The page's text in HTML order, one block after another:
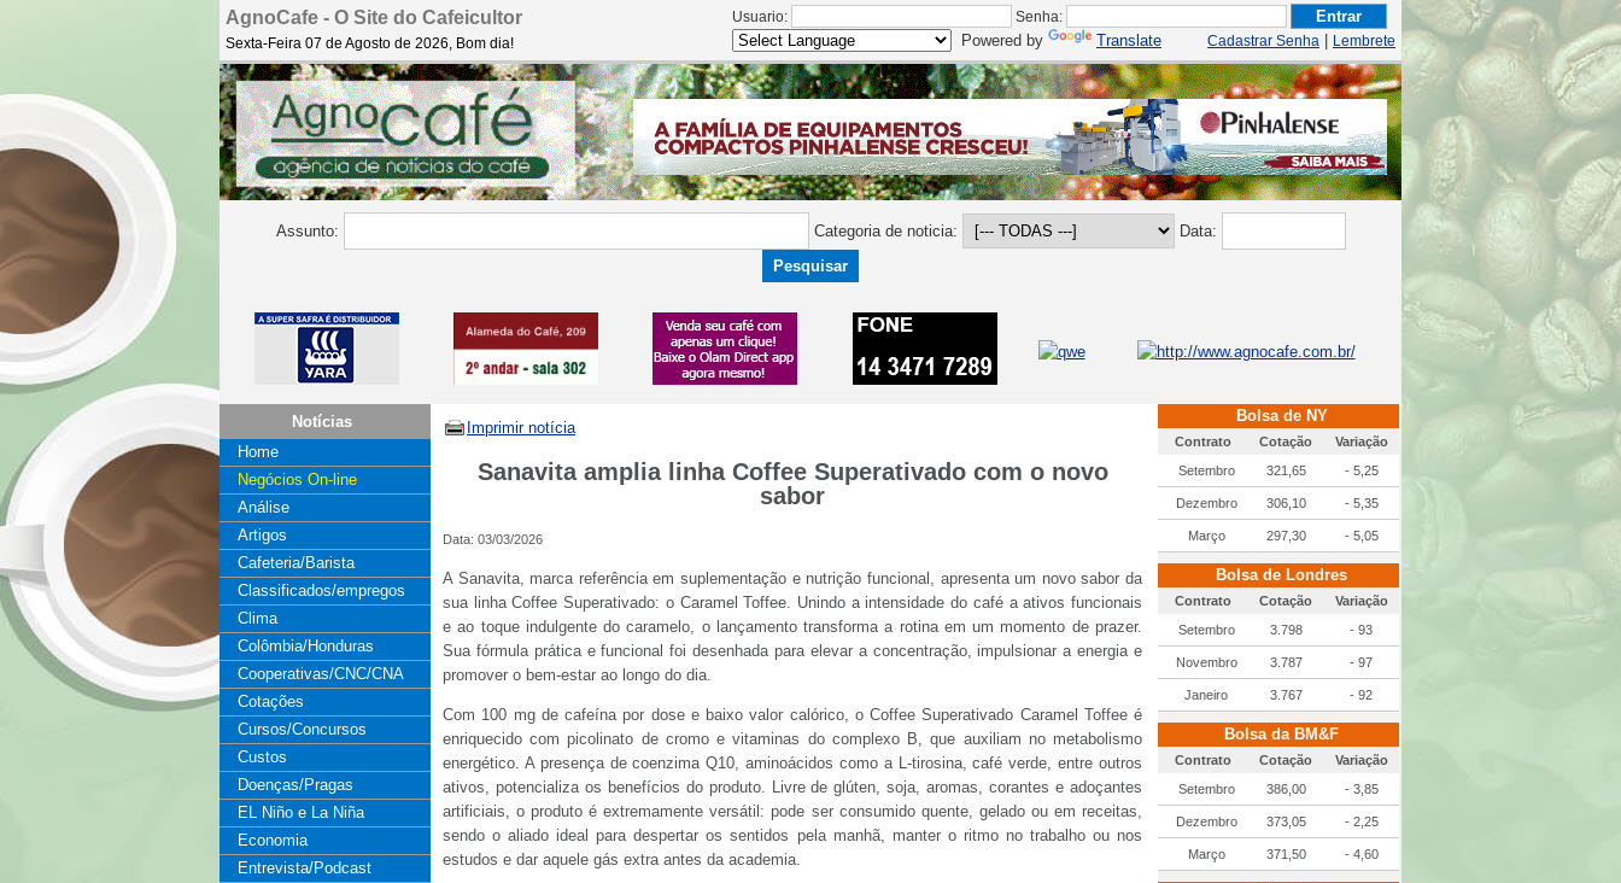
AgnoCafe - O Site do Cafeicultor
Sexta-Feira 07 de Agosto de 2026, Bom dia!
Usuario:
Senha:
Cadastrar Senha
Lembrete
Powered by Translate
Assunto: Categoria de noticia: Data:
Notícias
Home
Negócios On-line
Análise
Artigos
Cafeteria/Barista
Classificados/empregos
Clima
Colômbia/Honduras
Cooperativas/CNC/CNA
Cotações
Cursos/Concursos
Custos
Doenças/Pragas
EL Niño e La Niña
Economia
Entrevista/Podcast
Imprimir notícia
Sanavita amplia linha Coffee Superativado com o novo
sabor
Data: 03/03/2026
A Sanavita, marca referência em suplementação e nutrição funcional, apresenta um novo sabor da
sua linha Coffee Superativado: o Caramel Toffee. Unindo a intensidade do café a ativos funcionais
e ao toque indulgente do caramelo, o lançamento transforma a rotina em um momento de prazer.
Sua fórmula prática e funcional foi desenhada para elevar a concentração, impulsionar a energia e
promover o bem-estar ao longo do dia.
Com 100 mg de cafeína por dose e baixo valor calórico, o Coffee Superativado Caramel Toffee é
enriquecido com picolinato de cromo e vitaminas do complexo B, que auxiliam no metabolismo
energético. A presença de coenzima Q10, aminoácidos como a L-tirosina, café verde, entre outros
ativos, potencializa os benefícios do produto. Livre de glúten, soja, aromas, corantes e adoçantes
artificiais, o produto é extremamente versátil: pode ser consumido quente, gelado ou em receitas,
sendo o aliado ideal para despertar os sentidos pela manhã, manter o ritmo no trabalho ou nos
estudos e dar aquele gás extra antes da academia.
Bolsa de NY
Contrato Cotação
Variação
Setembro
321,65 - 5,25
Dezembro 306,10 - 5,35
Março 297,30 - 5,05
Bolsa de Londres
Contrato Cotação
Variação
Setembro
3.798 - 93
Novembro 3.787 - 97
Janeiro 3.767 - 92
Bolsa da BM&F
Contrato Cotação
Variação
Setembro
386,00 - 3,85
Dezembro 373,05 - 2,25
Março 371,50 - 4,60